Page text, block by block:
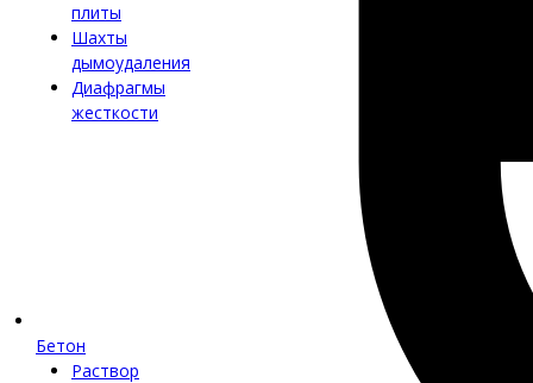
плиты
Шахты
дымоудаления
Диафрагмы
жесткости
Бетон
Раствор